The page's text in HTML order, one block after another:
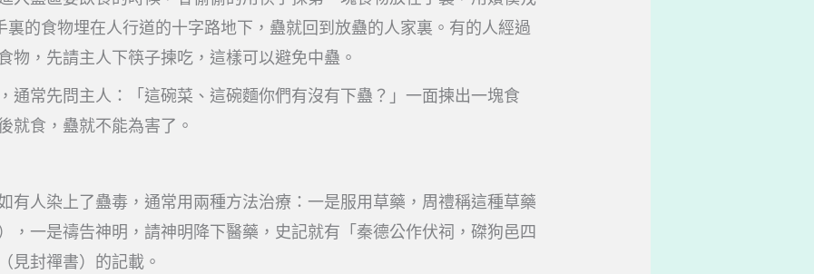
裏的食物埋在人行道的十字路地下，蠱就回到放蠱的人家裏。有的人經過
物，先請主人下筷子揀吃，這樣可以避免中蠱。
通常先問主人：「這碗菜、這碗麵你們有沒有下蠱？」一面揀出一塊食
就食，蠱就不能為害了。
有人染上了蠱毒，通常用兩種方法治療：一是服用草藥，周禮稱這種草藥
，一是禱告神明，請神明降下醫藥，史記就有「秦德公作伏祠，磔狗邑四
見封禪書）的記載。